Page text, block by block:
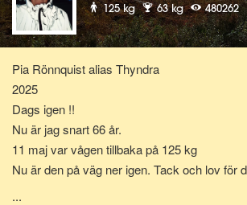
125 kg 63 kg 480262
Pia Rönnquist alias Thyndra
2025
Dags igen !!
Nu är jag snart 66 år.
11 maj var vågen tillbaka på 125 kg
Nu är den på väg ner igen. Tack och lov för
...